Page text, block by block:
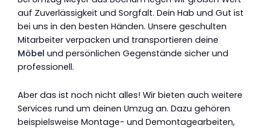
auf Zuverlässigkeit und Sorgfalt. Dein Hab und Gut ist
bei uns in den besten Händen. Unsere geschulten
Mitarbeiter verpacken und transportieren deine
Möbel und persönlichen Gegenstände sicher und
professionell.
Aber das ist noch nicht alles! Wir bieten auch weitere
Services rund um deinen Umzug an. Dazu gehören
beispielsweise Montage- und Demontagearbeiten,